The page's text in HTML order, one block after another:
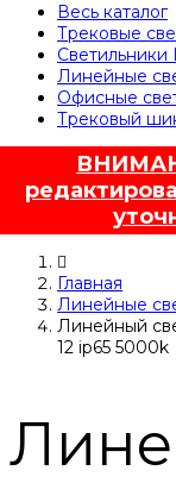
Весь каталог
Трековые
Линейные
Офисные
Трековый
Главная
Линейные
Линейный
12 ip65 5000k